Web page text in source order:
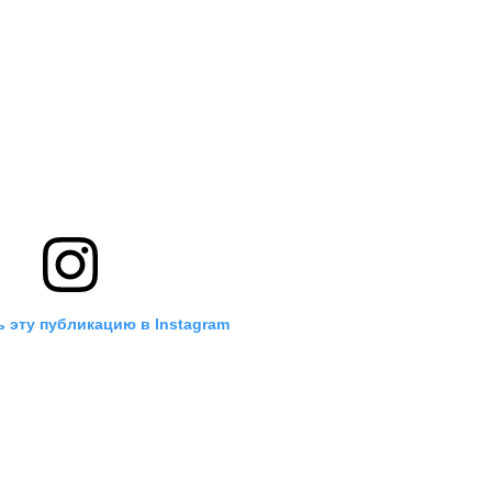
эту публикацию в Instagram